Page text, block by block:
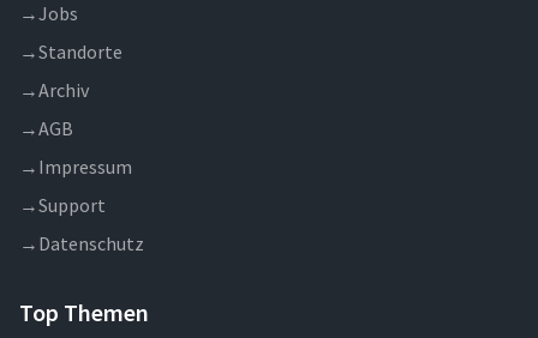
→Jobs
→Standorte
→Archiv
→AGB
→ Impressum
→Support
→ Datenschutz
Top Themen